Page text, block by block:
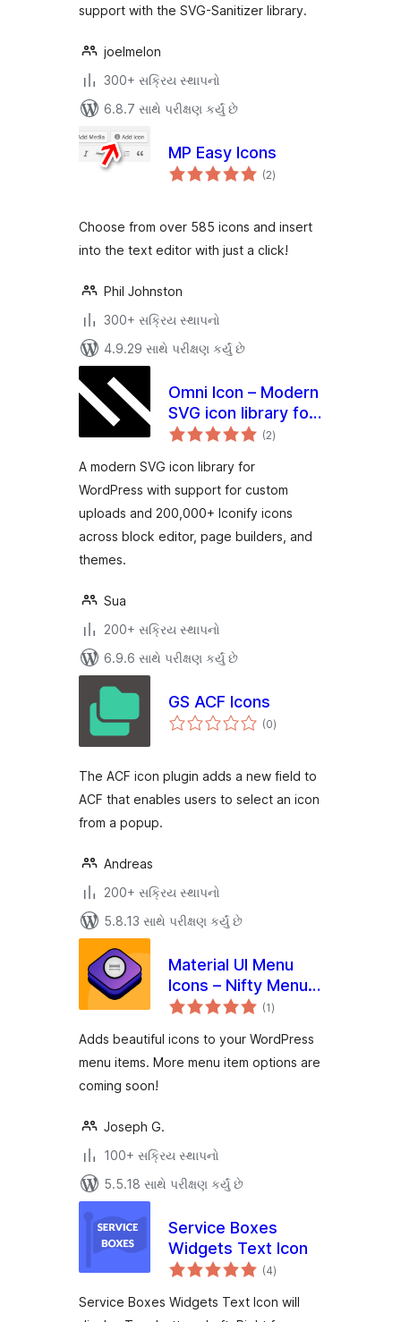
support with the SVG-Sanitizer library.
joelmelon
300+ સક્રિય સ્થાપનો
6.8.7 સાથે પરીક્ષણ કર્યું છે
MP Easy Icons
(2કુલ
રેટિંગ્સ
)
Choose from over 585 icons and insert
into the text editor with just a click!
Phil Johnston
300+ સક્રિય સ્થાપનો
4.9.29 સાથે પરીક્ષણ કર્યું છે
Omni Icon – Modern
SVG icon library for
WordPress
(2કુલ
રેટિંગ્સ
)
A modern SVG icon library for
WordPress with support for custom
uploads and 200,000+ Iconify icons
across block editor, page builders, and
themes.
Sua
200+ સક્રિય સ્થાપનો
6.9.6 સાથે પરીક્ષણ કર્યું છે
GS ACF Icons
(0કુલ
રેટિંગ્સ
)
The ACF icon plugin adds a new field to
ACF that enables users to select an icon
from a popup.
Andreas
200+ સક્રિય સ્થાપનો
5.8.13 સાથે પરીક્ષણ કર્યું છે
Material UI Menu
Icons – Nifty Menu
Options
(1કુલ
રેટિંગ્સ
)
Adds beautiful icons to your WordPress
menu items. More menu item options are
coming soon!
Joseph G.
100+ સક્રિય સ્થાપનો
5.5.18 સાથે પરીક્ષણ કર્યું છે
Service Boxes
Widgets Text Icon
(4કુલ
રેટિંગ્સ
)
Service Boxes Widgets Text Icon will